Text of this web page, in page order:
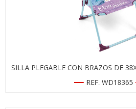
SILLA PLEGABLE CON BRAZOS DE
REF. WD18365